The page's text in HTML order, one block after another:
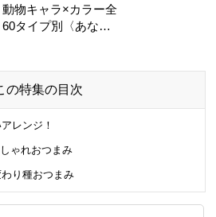
動物キャラ×カラー全
60タイプ別〈あなた
の特集の目次
レンジ！
ゃれおつまみ
り種おつまみ